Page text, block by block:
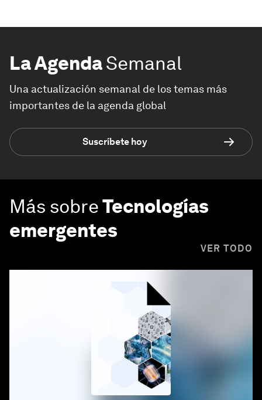
La AgendaSemanal
Una actualización semanal de los temas más
importantes de la agenda global
Suscríbete hoy
Más sobreTecnologías
emergentes
VER TODO